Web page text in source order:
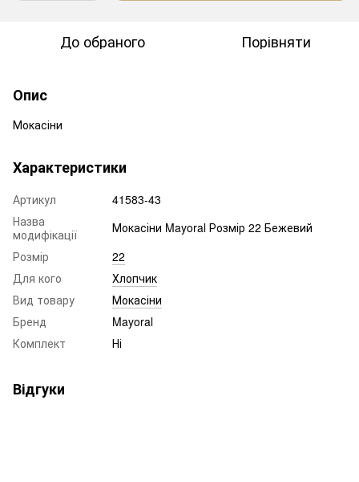
До обраного Порівняти
Опис
Мокасіни
Характеристики
Артикул
41583-43
Назва
модифікації
Мокасіни Mayoral Розмір 22 Бежевий
Розмір
22
Для кого
Хлопчик
Вид товару
Мокасіни
Бренд
Mayoral
Комплект
Ні
Відгуки